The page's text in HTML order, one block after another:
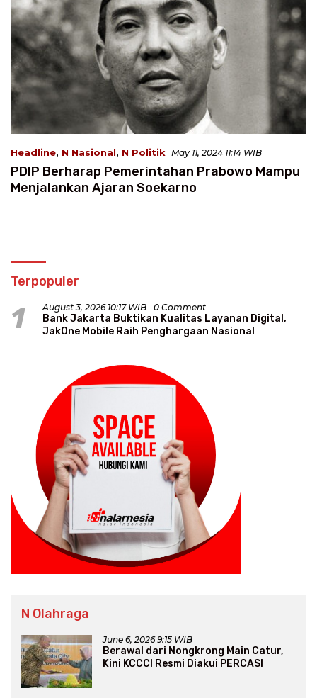
Headline, N Nasional, N Politik May 11, 2024 11:14 WIB
PDIP Berharap Pemerintahan Prabowo Mampu
Menjalankan Ajaran Soekarno
Terpopuler
1 August 3, 2026 10:17 WIB 0 Comment
Bank Jakarta Buktikan Kualitas Layanan Digital,
JakOne Mobile Raih Penghargaan Nasional
N Olahraga
June 6, 2026 9:15 WIB
Berawal dari Nongkrong Main Catur,
Kini KCCCI Resmi Diakui PERCASI